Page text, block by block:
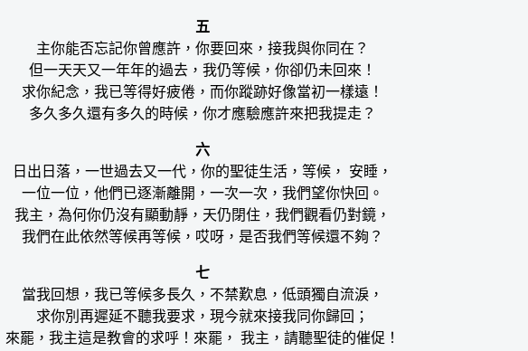
五
主你能否忘記你曾應許，你要回來，接我與你同在？
但一天天又一年年的過去，我仍等候，你卻仍未回來！
求你紀念，我已等得好疲倦，而你蹤跡好像當初一樣遠！
多久多久還有多久的時候，你才應驗應許來把我提走？
六
日出日落，一世過去又一代，你的聖徒生活，等候， 安睡，
一位一位，他們已逐漸離開，一次一次，我們望你快回。
我主，為何你仍沒有顯動靜，天仍閉住，我們觀看仍對鏡，
我們在此依然等候再等候，哎呀，是否我們等候還不夠？
七
當我回想，我已等候多長久，不禁歎息，低頭獨自流淚，
求你別再遲延不聽我要求，現今就來接我同你歸回；
來罷，我主這是教會的求呼！來罷， 我主，請聽聖徒的催促！